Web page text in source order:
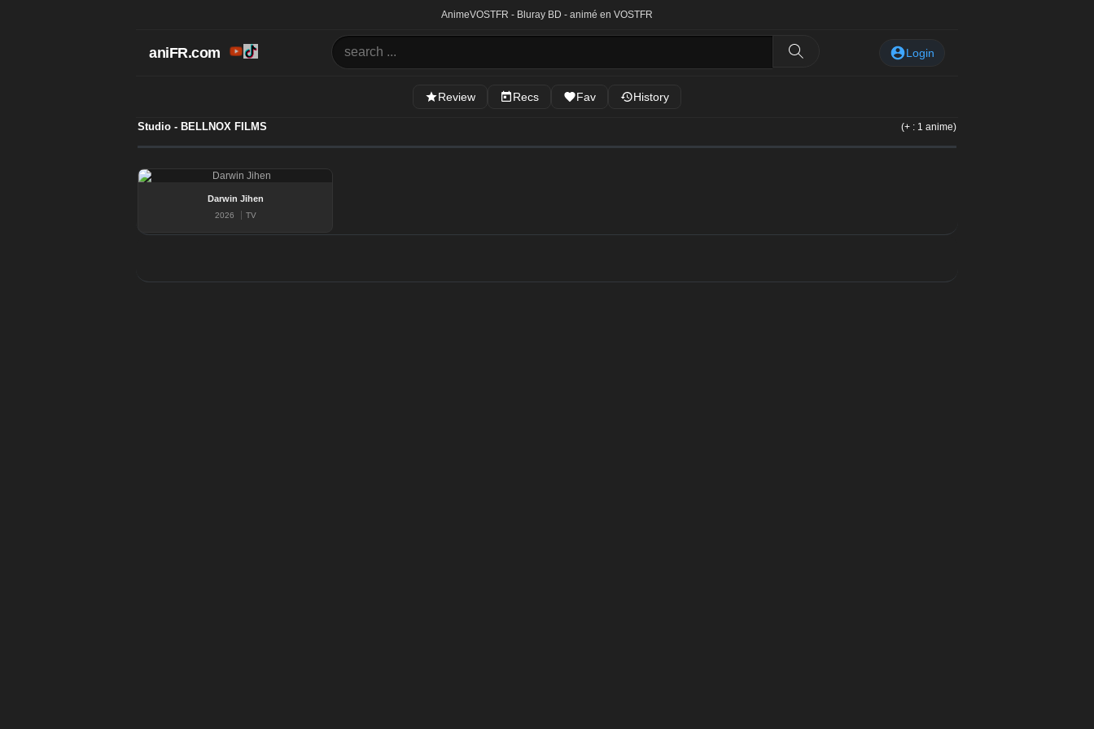
AnimeVOSTFR - Bluray BD - animé en VOSTFR
aniFR.com Login
Review Recs Fav History
Studio - BELLNOX FILMS (+ : 1 anime)
Darwin Jihen
2026 TV